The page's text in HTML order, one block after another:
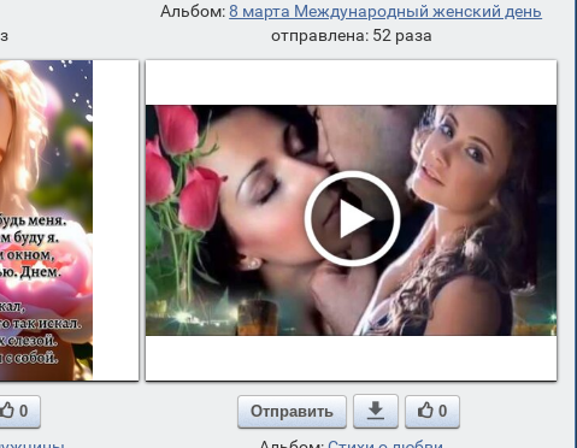
Альбом:8 марта Международный женский день
отправлена: 52 раза
 0 Отправить  0